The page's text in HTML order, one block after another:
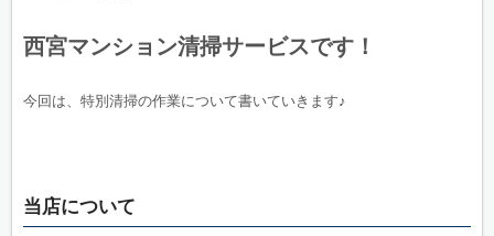
西宮マンション清掃サービスです！
今回は、特別清掃の作業について書いていきます♪
当店について